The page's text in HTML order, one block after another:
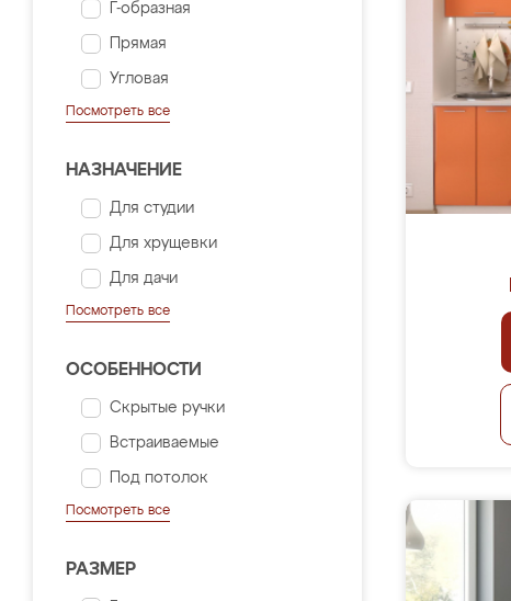
Г-образная
Прямая
Угловая
Посмотреть все
НАЗНАЧЕНИЕ
Для студии
Для хрущевки
Для дачи
Посмотреть все
ОСОБЕННОСТИ
Скрытые ручки
Встраиваемые
Под потолок
Посмотреть все
РАЗМЕР